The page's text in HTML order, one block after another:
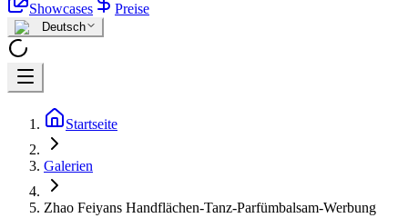
Showcases Preise
Deutsch
Startseite
Galerien
Zhao Feiyans Handflächen-Tanz-Parfümbalsam-Werbung